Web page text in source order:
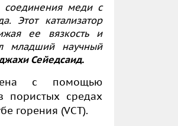
соединения меди с
Этот катализатор
ее вязкость и
младший научный
Сейедсаид.
с помощью
пористых средах
горения (VCT).